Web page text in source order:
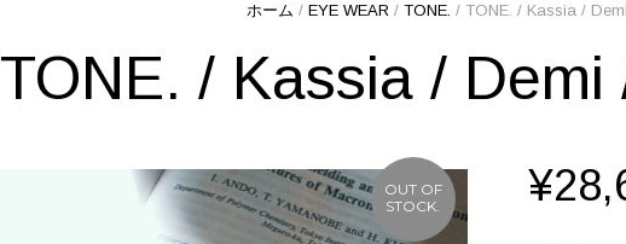
ホーム / EYE WEAR/ TONE. / TONE. / Kassia /
TONE. / Kassia / Demi
OUT OF
STOCK.
¥